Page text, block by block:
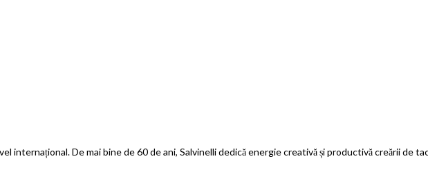
internațional. De mai bine de 60 de ani, Salvinelli dedică energie creativă și productivă creării de